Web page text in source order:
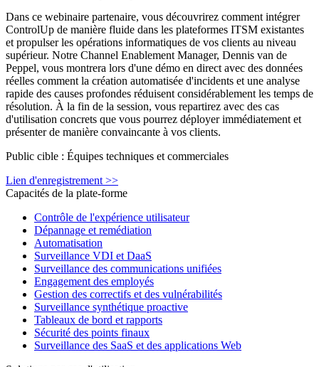
Dans ce webinaire partenaire, vous découvrirez comment intégrer
ControlUp de manière fluide dans les plateformes ITSM existantes
et propulser les opérations informatiques de vos clients au niveau
supérieur. Notre Channel Enablement Manager, Dennis van de
Peppel, vous montrera lors d'une démo en direct avec des données
réelles comment la création automatisée d'incidents et une analyse
rapide des causes profondes réduisent considérablement les temps de
résolution. À la fin de la session, vous repartirez avec des cas
d'utilisation concrets que vous pourrez déployer immédiatement et
présenter de manière convaincante à vos clients.
Public cible : Équipes techniques et commerciales
Lien d'enregistrement >>
Capacités de la plate-forme
Contrôle de l'expérience utilisateur
Dépannage et remédiation
Automatisation
Surveillance VDI et DaaS
Surveillance des communications unifiées
Engagement des employés
Gestion des correctifs et des vulnérabilités
Surveillance synthétique proactive
Tableaux de bord et rapports
Sécurité des points finaux
Surveillance des SaaS et des applications Web